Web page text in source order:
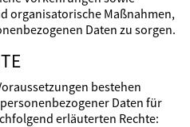
organisatorische Maßnahmen,
Daten zu sorgen.
bestehen
Daten für
erläuterten Rechte: